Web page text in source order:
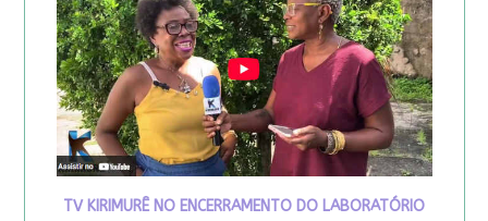
TV KIRIMURÊ NO ENCERRAMENTO DO LABORATÓRIO